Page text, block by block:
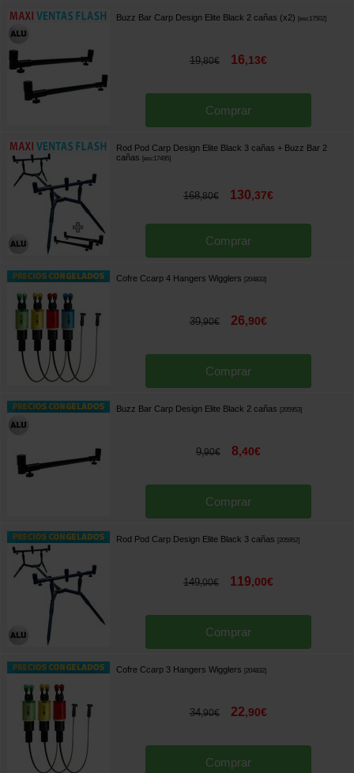
Buzz Bar Carp Design Elite Black 2 cañas (x2) [esc17502]
19,80€ 16,13€
Comprar
Rod Pod Carp Design Elite Black 3 cañas + Buzz Bar 2
cañas
[esc17495]
168,80€ 130,37€
Comprar
Cofre Ccarp 4 Hangers Wigglers 204833]
39,90€ 26,90€
Comprar
Buzz Bar Carp Design Elite Black 2 cañas 205953]
9,90€ 8,40€
Comprar
Rod Pod Carp Design Elite Black 3 cañas 205952]
149,00€ 119,00€
Comprar
Cofre Ccarp 3 Hangers Wigglers 204832]
34,90€ 22,90€
Comprar